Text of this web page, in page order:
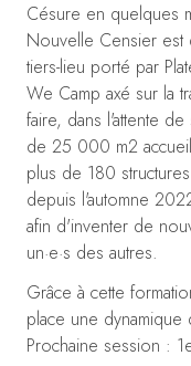
Césure en quelques
Nouvelle Censier est
tiers-lieu porté par
We Camp axé sur la
faire, dans l'attente de
de 25 000 m2
plus de 180
depuis l'automne
afin d'inventer de
un·e·s des autres.
Grâce à cette
place une
Prochaine session :